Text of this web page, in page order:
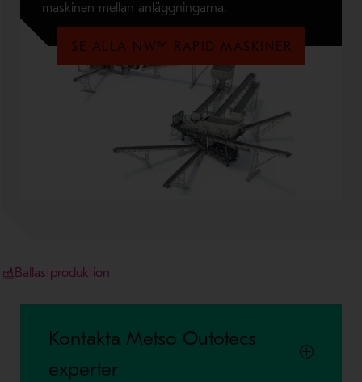
maskinen mellan anläggningarna.
SE ALLA NW™ RAPID MASKINER
Ballastproduktion
Kontakta Metso Outotecs
experter